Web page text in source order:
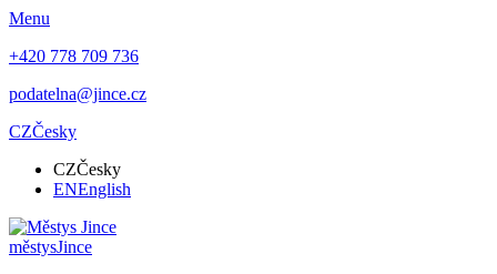
Menu
+420 778 709 736
podatelna@jince.cz
CZČesky
CZČesky
ENEnglish
městysJince